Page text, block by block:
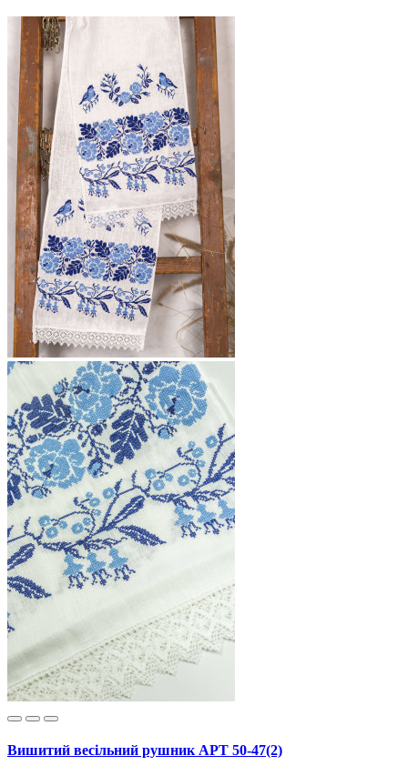
Вишитий весільний рушник АРТ 50-47(2)